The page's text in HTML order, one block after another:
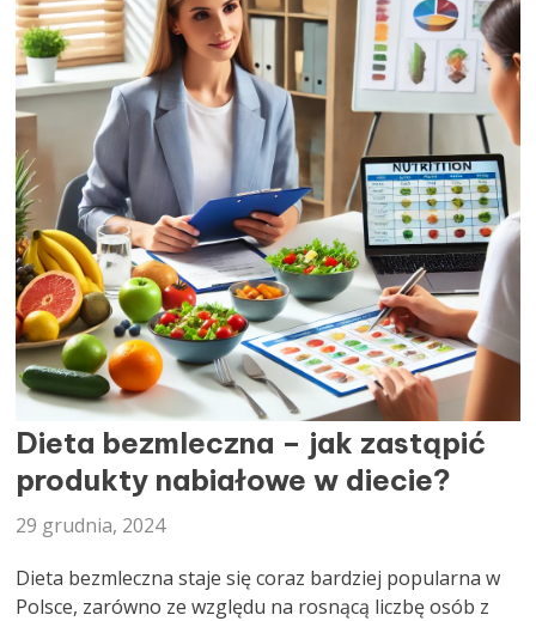
DIETETYK
Dieta bezmleczna – jak zastąpić
produkty nabiałowe w diecie?
29 grudnia, 2024
Dieta bezmleczna staje się coraz bardziej popularna w
Polsce, zarówno ze względu na rosnącą liczbę osób z